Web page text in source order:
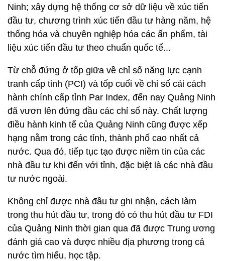
Ninh; xây dựng hệ thống cơ sở dữ liệu về xúc tiến
đầu tư, chương trình xúc tiến đầu tư hàng năm, hệ
thống hóa và chuyên nghiệp hóa các ấn phẩm, tài
liệu xúc tiến đầu tư theo chuẩn quốc tế...
Từ chỗ đứng ở tốp giữa về chỉ số năng lực cạnh
tranh cấp tỉnh (PCI) và tốp cuối về chỉ số cải cách
hành chính cấp tỉnh Par Index, đến nay Quảng Ninh
đã vươn lên đứng đầu các chỉ số này. Chất lượng
điều hành kinh tế của Quảng Ninh cũng được xếp
hạng nằm trong các tỉnh, thành phố cao nhất cả
nước. Qua đó, tiếp tục tạo được niềm tin của các
nhà đầu tư khi đến với tỉnh, đặc biệt là các nhà đầu
tư nước ngoài.
Không chỉ được nhà đầu tư ghi nhận, cách làm
trong thu hút đầu tư, trong đó có thu hút đầu tư FDI
của Quảng Ninh thời gian qua đã được Trung ương
đánh giá cao và được nhiều địa phương trong cả
nước tìm hiểu, học tập.